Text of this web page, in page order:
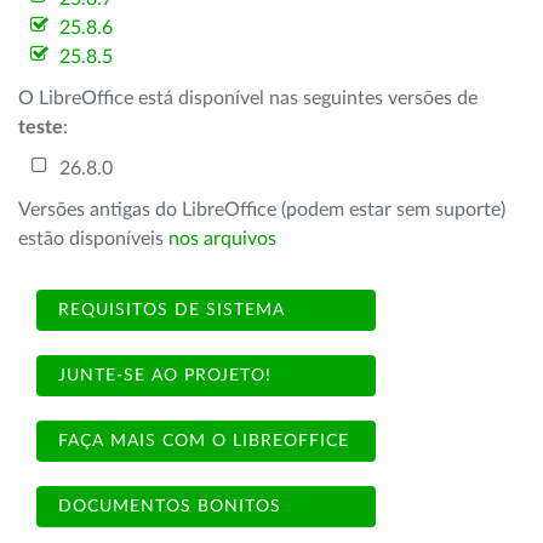
25.8.6
25.8.5
O LibreOffice está disponível nas seguintes versões de
teste:
26.8.0
Versões antigas do LibreOffice (podem estar sem suporte)
estão disponíveis nos arquivos
REQUISITOS DE SISTEMA
JUNTE-SE AO PROJETO!
FAÇA MAIS COM O LIBREOFFICE
DOCUMENTOS BONITOS